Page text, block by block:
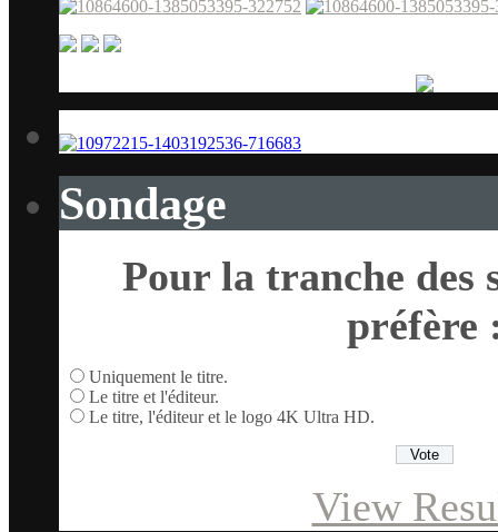
Sondage
Pour la tranche des
préfère
Uniquement le titre.
Le titre et l'éditeur.
Le titre, l'éditeur et le logo 4K Ultra HD.
View